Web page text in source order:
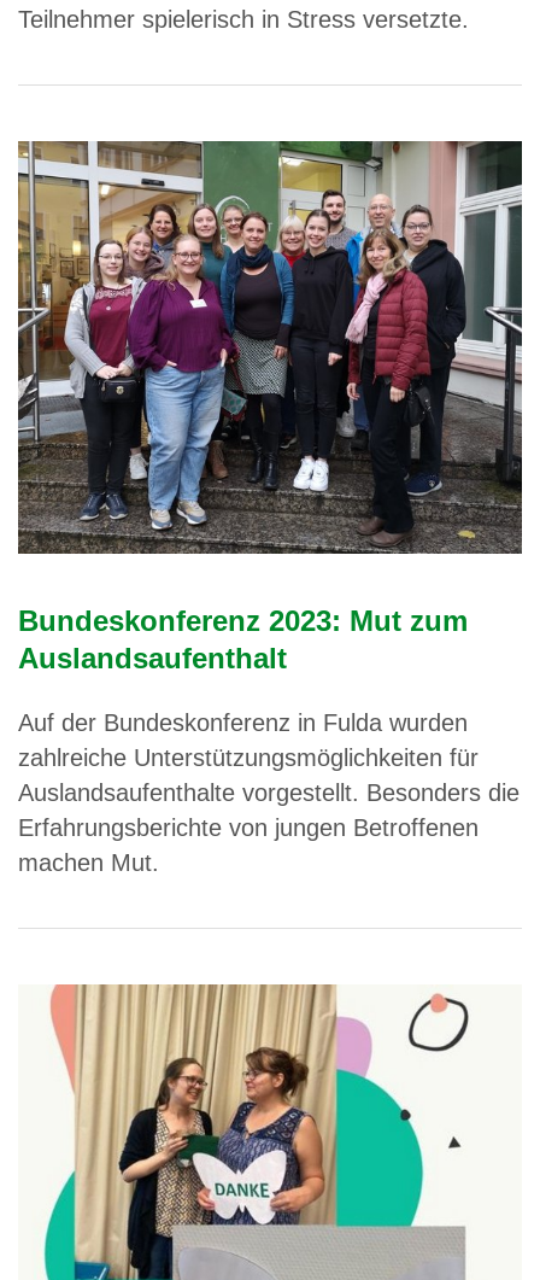
Teilnehmer spielerisch in Stress versetzte.
Bundeskonferenz 2023: Mut zum
Auslandsaufenthalt
Auf der Bundeskonferenz in Fulda wurden
zahlreiche Unterstützungsmöglichkeiten für
Auslandsaufenthalte vorgestellt. Besonders die
Erfahrungsberichte von jungen Betroffenen
machen Mut.